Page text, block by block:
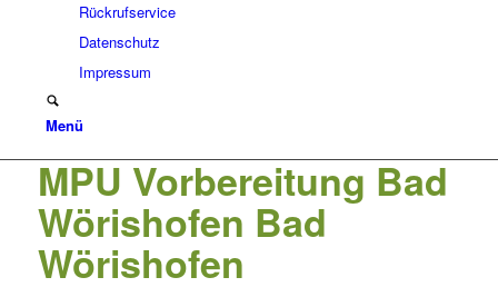
Rückrufservice
Datenschutz
Impressum
Menü
MPU Vorbereitung Bad
Wörishofen Bad
Wörishofen